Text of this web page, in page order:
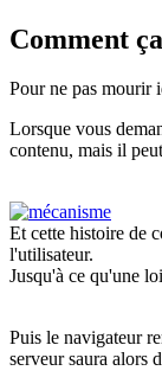
Comment
Pour ne pas mourir
Lorsque vous
contenu, mais il
Et cette histoire de
l'utilisateur.
Jusqu'à ce qu'une
Puis le navigateur
serveur saura alors